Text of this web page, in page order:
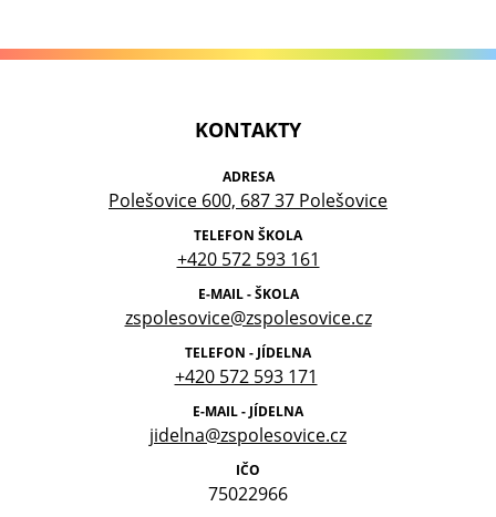
KONTAKTY
ADRESA
Polešovice 600, 687 37 Polešovice
TELEFON ŠKOLA
+420 572 593 161
E-MAIL - ŠKOLA
zspolesovice@zspolesovice.cz
TELEFON - JÍDELNA
+420 572 593 171
E-MAIL - JÍDELNA
jidelna@zspolesovice.cz
IČO
75022966